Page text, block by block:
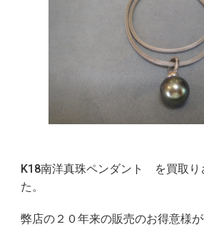
K18南洋真珠ペンダント を買取り
た。
弊店の２０年来の販売のお得意様